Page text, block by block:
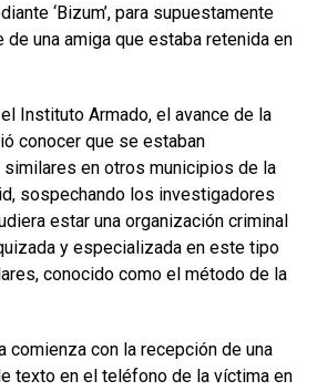
‘Bizum’, para supuestamente
de una amiga que estaba retenida en
Instituto Armado, el avance de la
conocer que se estaban
en otros municipios de la
sospechando los investigadores
estar una organización criminal
y especializada en este tipo
conocido como el método de la
comienza con la recepción de una
texto en el teléfono de la víctima en